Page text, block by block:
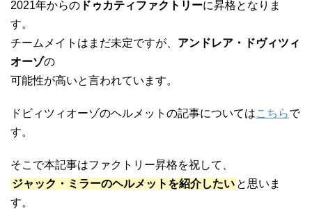
2021年からの ドゥカティファクトリーに昇格となりま
す。
チームメイトはまだ未定ですが、 アンドレア・ドヴィツィ
オーゾの
可能性が高いと言われています。
ドビィツィオーゾのヘルメットの記事についてはこちらで
す。
そこで本記事はファクトリー昇格を祝して、
ジャック・ミラーのヘルメットを紹介したい と思いま
す。